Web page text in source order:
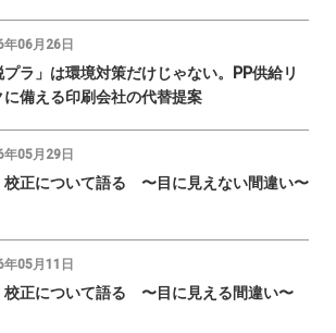
年06月26日
プラ」は環境対策だけじゃない。PP供給リ
に備える印刷会社の代替提案
年05月29日
正について語る 〜目に見えない間違い〜
年05月11日
正について語る 〜目に見える間違い〜